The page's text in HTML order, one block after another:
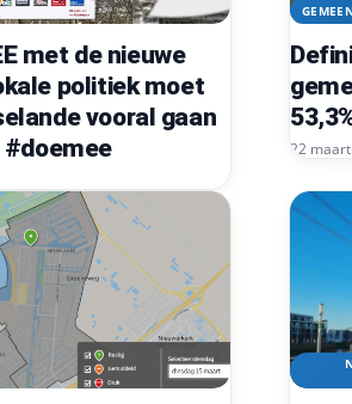
met de nieuwe
politiek moet
vooral gaan
#doemee
22